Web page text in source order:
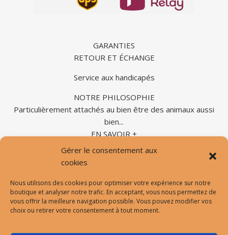
Gérer le consentement aux
cookies
Nous utilisons des cookies pour optimiser votre expérience sur notre
boutique et analyser notre trafic. En acceptant, vous nous permettez de
vous offrir la meilleure navigation possible. Vous pouvez modifier vos
choix ou retirer votre consentement à tout moment.
GARANTIES
RETOUR ET ÉCHANGE
Service aux handicapés
NOTRE PHILOSOPHIE
Particulièrement attachés au bien être des animaux aussi
bien...
EN SAVOIR +
Formulaire de contact | Prendre un RDV vision avec nous |
Mentions légales |
Conditions générales de vente et d’utilisation |